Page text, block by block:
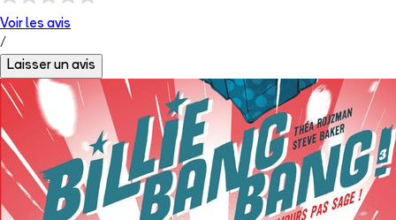
Voir les avis
/
Laisser un avis